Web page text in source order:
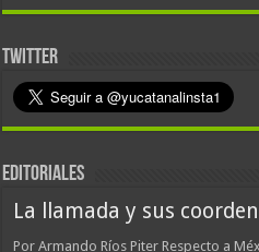
TWITTER
EDITORIALES
La llamada y sus
Por Armando Ríos Piter Respecto a